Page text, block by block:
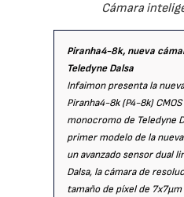
Cámara
Piranha4-8k, nueva
Teledyne Dalsa
Infaimon presenta la
Piranha4-8k (P4-8k)
monocromo de Teledyne
primer modelo de la
un avanzado sensor dual
Dalsa, la cámara de
tamaño de píxel de